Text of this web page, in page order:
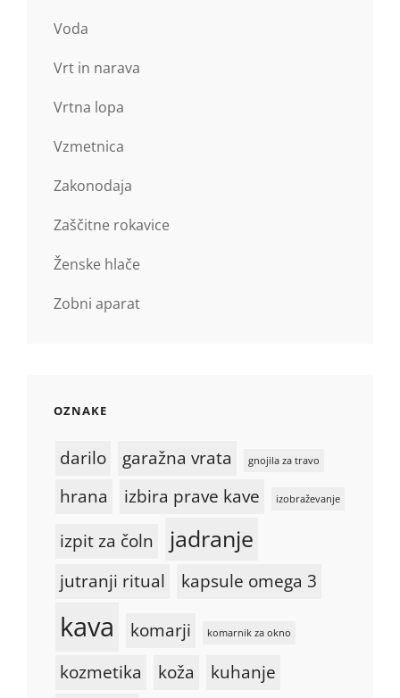
Voda
Vrt in narava
Vrtna lopa
Vzmetnica
Zakonodaja
Zaščitne rokavice
Ženske hlače
Zobni aparat
OZNAKE
darilo garažna vrata gnojila za travo
hrana izbira prave kave izobraževanje
izpit za čoln jadranje
jutranji ritual kapsule omega 3
kava komarji komarnik za okno
kozmetika koža kuhanje